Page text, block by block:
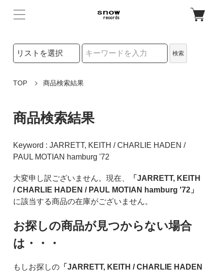
検索リストの選択
検索
TOP 商品検索結果
商品検索結果
Keyword : JARRETT, KEITH / CHARLIE HADEN /
PAUL MOTIAN hamburg '72
大変申し訳ございません。現在、
「JARRETT, KEITH
/ CHARLIE HADEN / PAUL MOTIAN hamburg '72」
に該当する商品の在庫がございません。
お探しの商品が見つからない場合
は・・・
もしお探しの「JARRETT, KEITH / CHARLIE HADEN